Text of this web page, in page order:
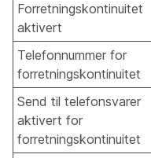
Forretningskontinuitet
aktivert
Telefonnummer for
forretningskontinuitet
Send til telefonsvarer
aktivert for
forretningskontinuitet